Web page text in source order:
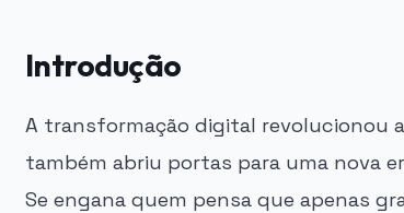
Introdução
A transformação digital revolucionou
também abriu portas para uma nova
Se engana quem pensa que apenas